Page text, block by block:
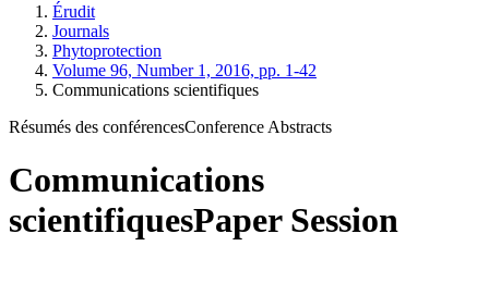
Érudit
Journals
Phytoprotection
Volume 96, Number 1, 2016, pp. 1-42
Communications scientifiques
Résumés des conférencesConference Abstracts
Communications
scientifiquesPaper Session